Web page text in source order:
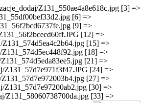
Z131_550ae4a8e618c.jpg [3] =>
[6] =>
[9] =>
[12] =>
[15] =>
Z131_574d5ec448f92.jpg [18] =>
[21] =>
Z131_57d7e971f3f47.JPG [24] =>
[27] =>
Z131_57d7e97200ab2.jpg [30] =>
Z131_58060738700da.jpg [33] =>